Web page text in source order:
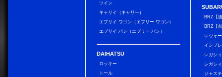
ツイン
キャリイ（キャリー）
エブリイ ワゴン（エブリー ワゴン）
エブリイ バン（エブリー バン）
DAIHATSU
ロッキー
トール
BRZ【
BRZ【
レヴォ
インプ
レガシ
レガシ
ジャス